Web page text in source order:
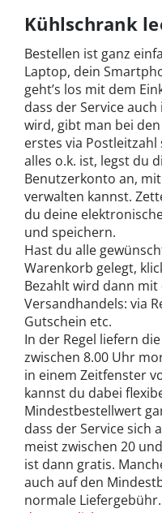
Kühlschrank
Bestellen ist ganz
Laptop, dein
geht’s los mit dem
dass der Service
wird, gibt man bei
erstes via
alles o.k. ist, legst du
Benutzerkonto an,
verwalten kannst.
du deine
und speichern.
Hast du alle
Warenkorb gelegt,
Bezahlt wird dann
Versandhandels: via
Gutschein etc.
In der Regel liefern
zwischen 8.00 Uhr
in einem Zeitfenster
kannst du dabei
Mindestbestellwert
dass der Service sich
meist zwischen 20
ist dann gratis.
auch auf den
normale Liefergebühr.